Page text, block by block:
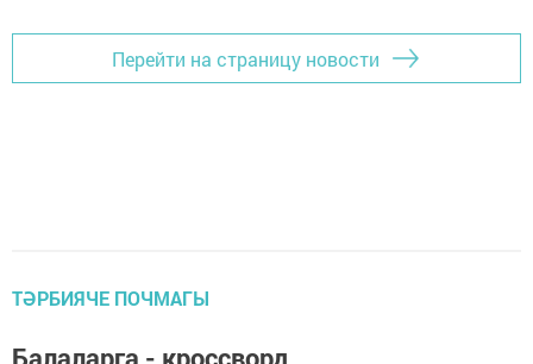
Перейти на страницу новости
ТӘРБИЯЧЕ ПОЧМАГЫ